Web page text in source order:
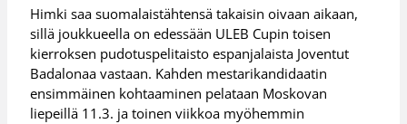
Himki saa suomalaistähtensä takaisin oivaan aikaan,
sillä joukkueella on edessään ULEB Cupin toisen
kierroksen pudotuspelitaisto espanjalaista Joventut
Badalonaa vastaan. Kahden mestarikandidaatin
ensimmäinen kohtaaminen pelataan Moskovan
liepeillä 11.3. ja toinen viikkoa myöhemmin